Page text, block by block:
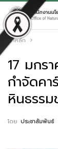
หน้าหลัก
17 มกร
กำจัดคา
หินธรรม
โดย ประชาสัมพันธ์